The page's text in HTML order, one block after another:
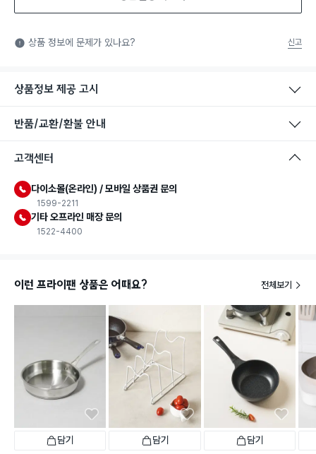
식품용 기구: 식품위생법에서 정한 규격에 따라 제조되어 식품 또
는 식품첨가물에 사용할 수 있는 식품용기구라는 표시입니다.
상품 정보에 문제가 있나요? 신고
상품정보 제공 고시
반품/교환/환불 안내
고객센터
다이소몰(온라인) / 모바일 상품권 문의
1599-2211
기타 오프라인 매장 문의
1522-4400
이런 프라이팬 상품은 어때요? 전체보기
담기 담기 담기